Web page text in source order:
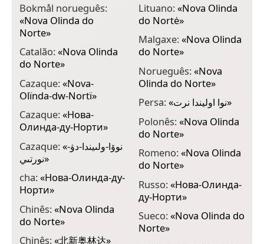
Bokmål norueguês:
«Nova Olinda do
Norte»
Catalão:«Nova Olinda
do Norte»
Cazaque:«Nova-
Olïnda-dw-Nortï»
Cazaque:«Нова-
Олинда-ду-Норти»
Cazaque:«نوۆا-ولىيندا-دۋ-
نورتىي»
cha:«Нова-Олинда-ду-
Норти»
Chinês:«Nova Olinda
do Norte»
Chinês:«北新奥林达»
Lituano:«Nova Olinda
do Nortė»
Malgaxe:«Nova Olinda
do Norte»
Norueguês:«Nova
Olinda do Norte»
Persa:«نوا اولیندا نرت»
Polonês:«Nova Olinda
do Norte»
Romeno:«Nova Olinda
do Norte»
Russo:«Нова-Олинда-
ду-Норти»
Sueco:«Nova Olinda do
Norte»